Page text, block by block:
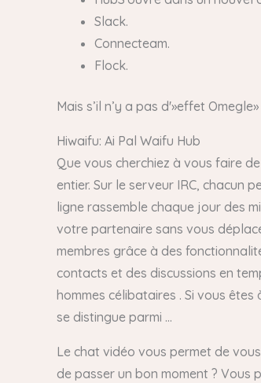
Slack.
Connecteam.
Flock.
Mais s’il n’y a pas d'»effet
Hiwaifu: Ai Pal Waifu Hub
Que vous cherchiez à vous faire
entier. Sur le serveur IRC, chacun
ligne rassemble chaque jour des
votre partenaire sans vous
membres grâce à des
contacts et des discussions en
hommes célibataires . Si vous
se distingue parmi …
Le chat vidéo vous permet de
de passer un bon moment ? Vous